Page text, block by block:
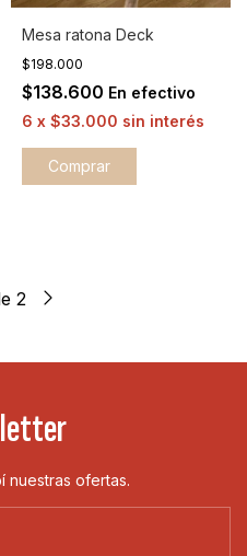
Mesa ratona Deck
$198.000
$138.600 En efectivo
6 x $33.000 sin interés
Comprar
2
nuestras ofertas.